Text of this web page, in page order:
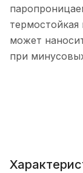
термостойкая
может
при